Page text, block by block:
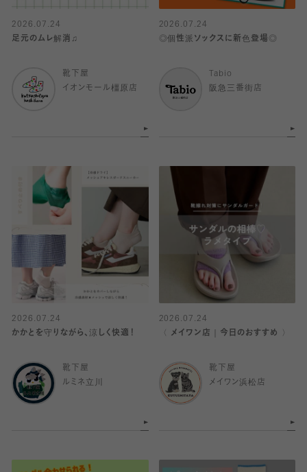
2026.07.24
足元のムレ解消♫
靴下屋
イオンモール橿原店
2026.07.24
◎個性派ソックスに新色登場◎
Tabio
阪急三番街店
2026.07.24
かかとを守りながら、涼しく快適！
靴下屋
ルミネ立川
2026.07.24
〈 メイワン店｜今日のおすすめ 〉
靴下屋
メイワン浜松店